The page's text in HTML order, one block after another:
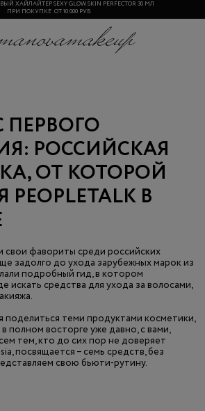
ХАЙЛАЙТЕР SEXY GLOW SKIN PERFECTOR 30 МЛ
ПРИ ПОКУПКЕ ОТ 10 000 РУБ.
РОССИЙСКАЯ
ОТ КОТОРОЙ
В
свои фавориты среди российских
задолго до ухода зарубежных марок из
подробный гид, в котором
искать средства для ухода за волосами,
поделиться теми продуктами косметики,
полном восторге уже давно, с вами,
тем, кто до сих пор не доверяет
посвящается – семь средств, без
свою бьюти-рутину.